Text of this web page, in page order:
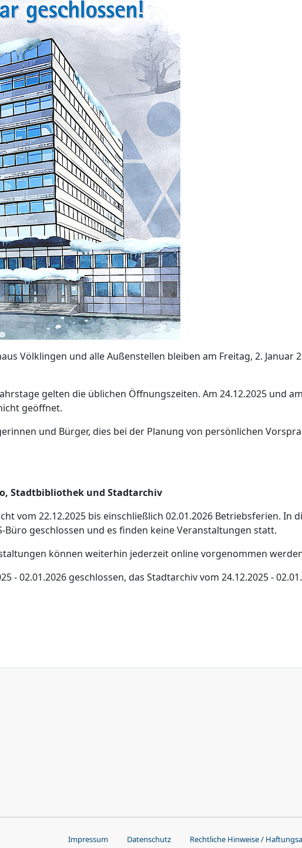
Völklingen und alle Außenstellen bleiben am Freitag, 2. Januar
gelten die üblichen Öffnungszeiten. Am 24.12.2025 und
geöffnet.
und Bürger, dies bei der Planung von persönlichen
Stadtbibliothek und Stadtarchiv
vom 22.12.2025 bis einschließlich 02.01.2026 Betriebsferien. In
Büro geschlossen und es finden keine Veranstaltungen statt.
können weiterhin jederzeit online vorgenommen
- 02.01.2026 geschlossen, das Stadtarchiv vom 24.12.2025 -
Impressum Datenschutz Rechtliche Hinweise /